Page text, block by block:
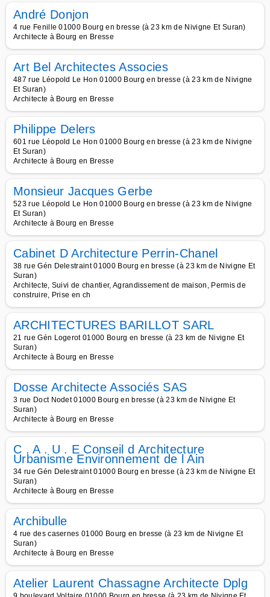
André Donjon
4 rue Fenille 01000 Bourg en bresse (à 23 km de Nivigne Et Suran)
Architecte à Bourg en Bresse
Art Bel Architectes Associes
487 rue Léopold Le Hon 01000 Bourg en bresse (à 23 km de Nivigne
Et Suran)
Architecte à Bourg en Bresse
Philippe Delers
601 rue Léopold Le Hon 01000 Bourg en bresse (à 23 km de Nivigne
Et Suran)
Architecte à Bourg en Bresse
Monsieur Jacques Gerbe
523 rue Léopold Le Hon 01000 Bourg en bresse (à 23 km de Nivigne
Et Suran)
Architecte à Bourg en Bresse
Cabinet D Architecture Perrin-Chanel
38 rue Gén Delestraint 01000 Bourg en bresse (à 23 km de Nivigne Et
Suran)
Architecte, Suivi de chantier, Agrandissement de maison, Permis de
construire, Prise en ch
ARCHITECTURES BARILLOT SARL
21 rue Gén Logerot 01000 Bourg en bresse (à 23 km de Nivigne Et
Suran)
Architecte à Bourg en Bresse
Dosse Architecte Associés SAS
3 rue Doct Nodet 01000 Bourg en bresse (à 23 km de Nivigne Et
Suran)
Architecte à Bourg en Bresse
C . A . U . E Conseil d Architecture
Urbanisme Environnement de l Ain
34 rue Gén Delestraint 01000 Bourg en bresse (à 23 km de Nivigne Et
Suran)
Architecte à Bourg en Bresse
Archibulle
4 rue des casernes 01000 Bourg en bresse (à 23 km de Nivigne Et
Suran)
Architecte à Bourg en Bresse
Atelier Laurent Chassagne Architecte Dplg